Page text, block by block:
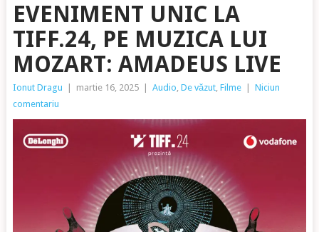
EVENIMENT UNIC LA
TIFF.24, PE MUZICA LUI
MOZART: AMADEUS LIVE
Ionut Dragu martie 16, 2025 Audio, De văzut, Filme
Niciun
comentariu